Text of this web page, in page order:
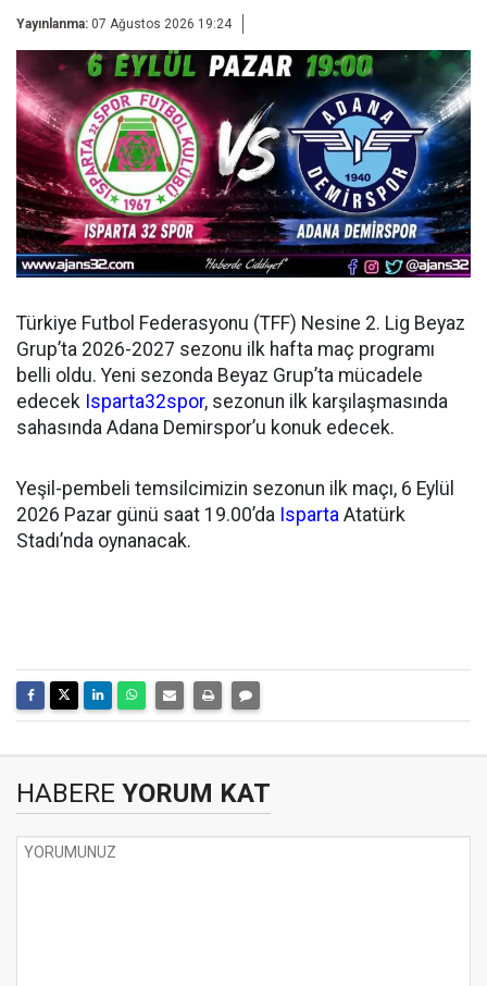
Yayınlanma: 07 Ağustos 2026 19:24
Türkiye Futbol Federasyonu (TFF) Nesine 2. Lig Beyaz
Grup’ta 2026-2027 sezonu ilk hafta maç programı
belli oldu. Yeni sezonda Beyaz Grup’ta mücadele
edecek Isparta32spor, sezonun ilk karşılaşmasında
sahasında Adana Demirspor’u konuk edecek.
Yeşil-pembeli temsilcimizin sezonun ilk maçı, 6 Eylül
2026 Pazar günü saat 19.00’da Isparta Atatürk
Stadı’nda oynanacak.
HABERE YORUM KAT